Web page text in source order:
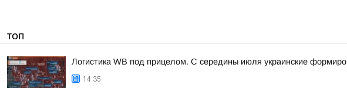
ТОП
Логистика WB под прицелом. С середины июля украинские
14:35